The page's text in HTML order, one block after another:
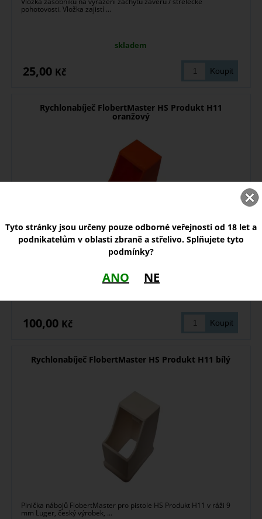
pohotovosti. Vložka zajistí ...
skladem
25,00 Kč
Rychlonabíječ FlobertMaster HS Produkt H11
oranžový
Plnička nábojů FlobertMaster pro pistole HS Produkt H11 v ráži 9
100,00 Kč
Rychlonabíječ FlobertMaster HS Produkt H11 bílý
Plnička nábojů FlobertMaster pro pistole HS Produkt H11 v ráži 9
mm Luger, český výrobek, ...
Tyto stránky jsou určeny pouze odborné veřejnosti od 18 let a
podnikatelům v oblasti zbraně a střelivo. Splňujete tyto
podmínky?
ANO NE